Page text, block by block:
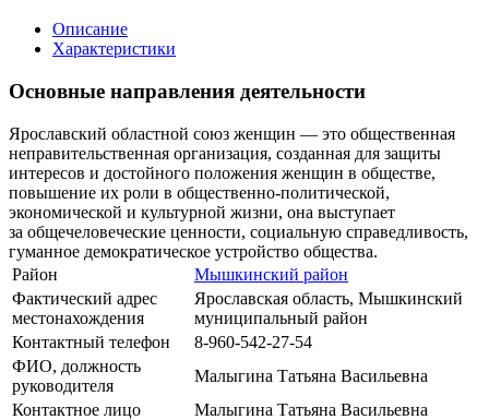
Описание
Характеристики
Основные направления деятельности
Ярославский областной союз женщин — это общественная
неправительственная организация, созданная для защиты
интересов и достойного положения женщин в обществе,
повышение их роли в общественно-политической,
экономической и культурной жизни, она выступает
за общечеловеческие ценности, социальную справедливость,
гуманное демократическое устройство общества.
Район
Мышкинский район
Фактический адрес
местонахождения
Ярославская область, Мышкинский
муниципальный район
Контактный телефон
8-960-542-27-54
ФИО, должность
руководителя
Малыгина Татьяна Васильевна
Контактное лицо
Малыгина Татьяна Васильевна